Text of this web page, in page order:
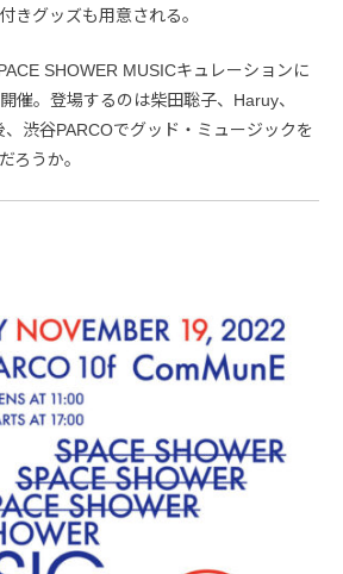
きグッズも用意される。
SHOWER MUSICキュレーションに
催。登場するのは柴田聡子、Haruy、
渋谷PARCOでグッド・ミュージックを
ろうか。